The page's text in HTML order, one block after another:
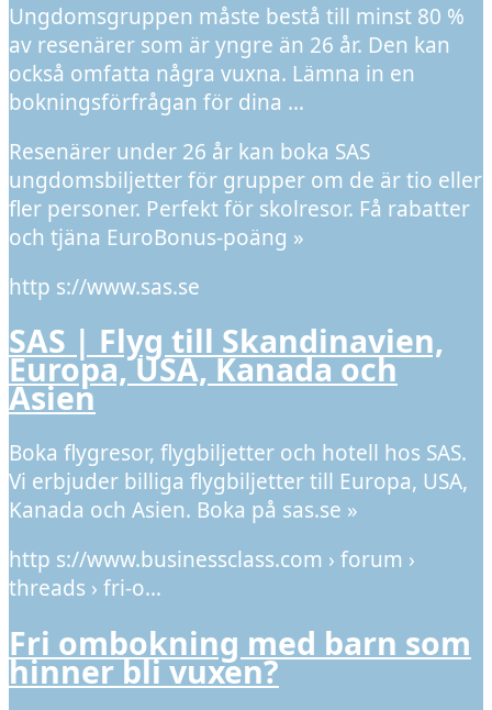
Ungdomsgruppen måste bestå till minst 80 %
av resenärer som är yngre än 26 år. Den kan
också omfatta några vuxna. Lämna in en
bokningsförfrågan för dina …
Resenärer under 26 år kan boka SAS
ungdomsbiljetter för grupper om de är tio eller
fler personer. Perfekt för skolresor. Få rabatter
och tjäna EuroBonus-poäng »
http s://www.sas.se
SAS | Flyg till Skandinavien,
Europa, USA, Kanada och
Asien
Boka flygresor, flygbiljetter och hotell hos SAS.
Vi erbjuder billiga flygbiljetter till Europa, USA,
Kanada och Asien. Boka på sas.se »
http s://www.businessclass.com › forum ›
threads › fri-o…
Fri ombokning med barn som
hinner bli vuxen?